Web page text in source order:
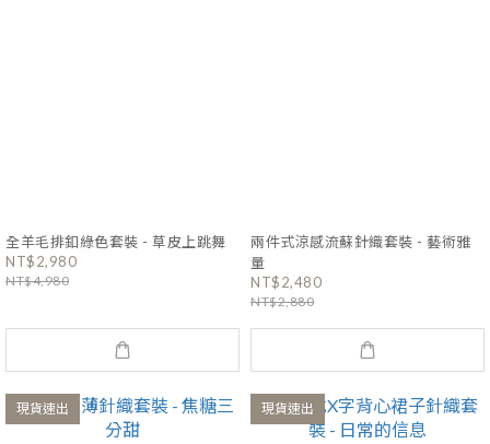
全羊毛排釦綠色套裝 - 草皮上跳舞
NT$2,980
NT$4,980
兩件式涼感流蘇針織套裝 - 藝術雅
量
NT$2,480
NT$2,880
現貨速出 現貨速出